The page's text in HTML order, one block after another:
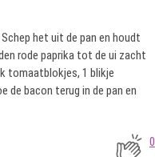
het uit de pan en houdt
rode paprika tot de ui zacht
tomaatblokjes, 1 blikje
de bacon terug in de pan en
0